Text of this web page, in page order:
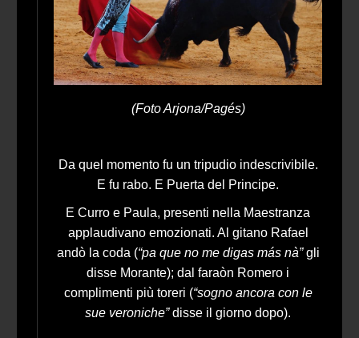
(Foto Arjona/Pagés)
Da quel momento fu un tripudio indescrivibile.
E fu rabo. E Puerta del Principe.
E Curro e Paula, presenti nella Maestranza
applaudivano emozionati. Al gitano Rafael
andò la coda (“pa que no me digas más nà”gli
disse Morante); dal faraòn Romero i
complimenti più toreri (“sogno ancora con le
sue veroniche”disse il giorno dopo).